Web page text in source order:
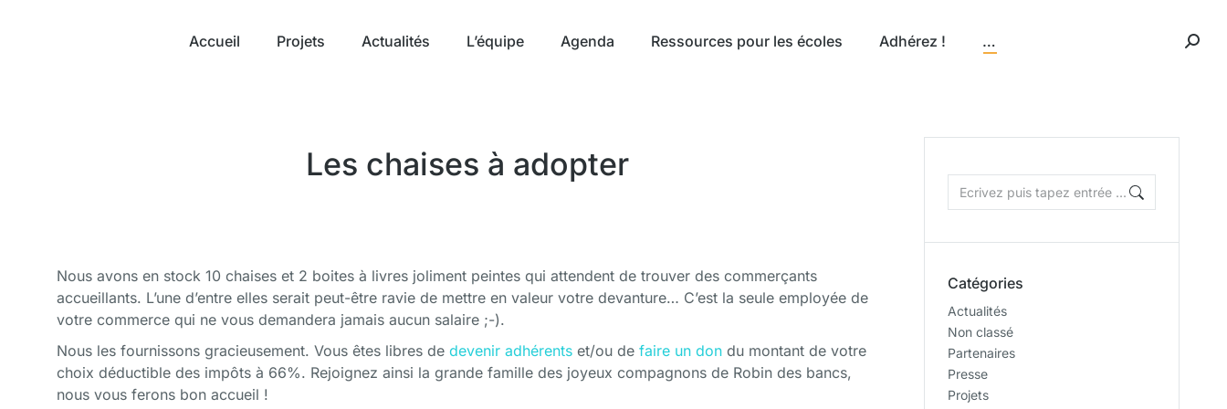
Accueil Projets Actualités L’équipe Agenda Ressources pour les écoles Adhérez ! …
Les chaises à adopter
Nous avons en stock 10 chaises et 2 boites à livres joliment peintes qui attendent de trouver des commerçants
accueillants. L’une d’entre elles serait peut-être ravie de mettre en valeur votre devanture… C’est la seule employée de
votre commerce qui ne vous demandera jamais aucun salaire ;-).
Nous les fournissons gracieusement. Vous êtes libres de devenir adhérents et/ou de faire un don du montant de votre
choix déductible des impôts à 66%. Rejoignez ainsi la grande famille des joyeux compagnons de Robin des bancs,
nous vous ferons bon accueil !
Catégories
Actualités
Non classé
Partenaires
Presse
Projets